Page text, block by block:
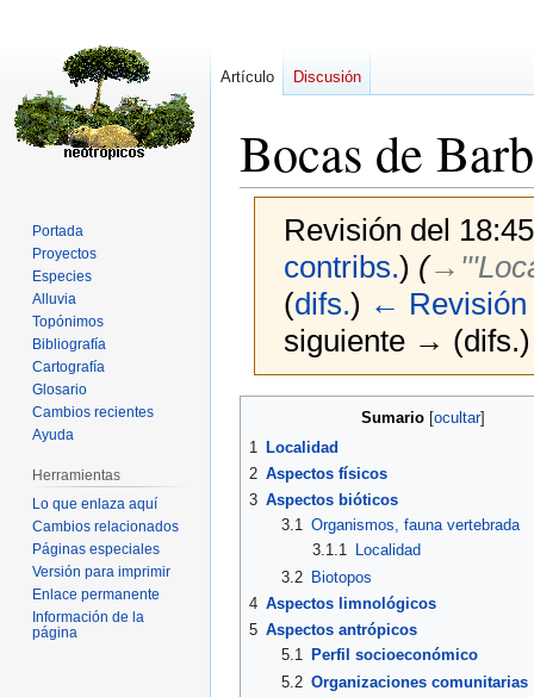
Bocas de
Revisión del
contribs.) (
(difs.) ← Revisión
siguiente → (difs.)
navegación
búsqueda
Sumario
1 Localidad
2 Aspectos físicos
3 Aspectos bióticos
3.1 Organismos, fauna vertebrada
3.1.1 Localidad
3.2 Biotopos
4 Aspectos limnológicos
5 Aspectos antrópicos
5.1
Perfil socioeconómico
5.2 Organizaciones comunitarias
Artículo Discusión
Portada
Proyectos
Especies
Alluvia
Topónimos
Bibliografía
Cartografía
Glosario
Cambios recientes
Ayuda
Herramientas
Lo que enlaza aquí
Cambios relacionados
Páginas especiales
Versión para imprimir
Enlace permanente
Información de la
página